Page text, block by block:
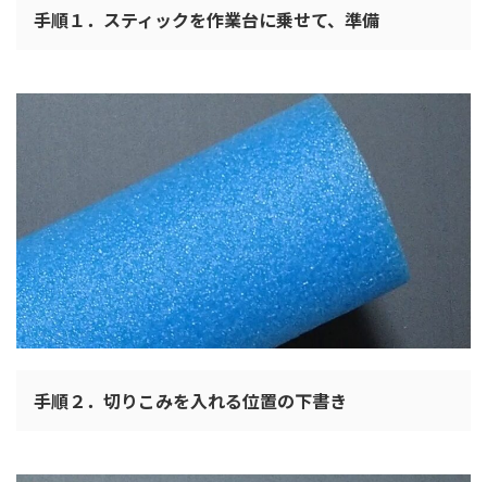
手順１．スティックを作業台に乗せて、準備
手順２．切りこみを入れる位置の下書き